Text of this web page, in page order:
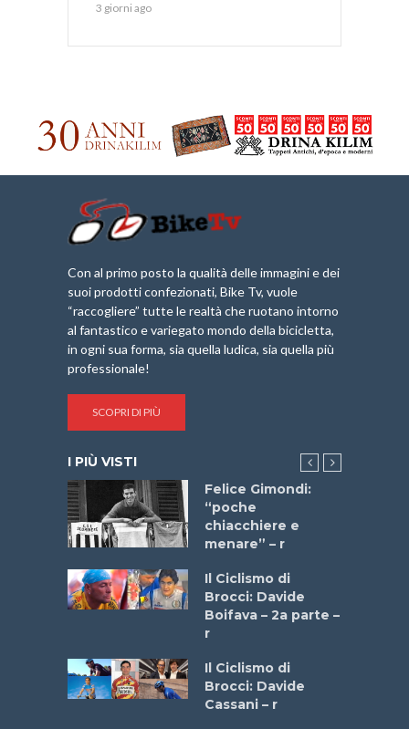
3 giorni ago
Con al primo posto la qualità delle immagini e dei
suoi prodotti confezionati, Bike Tv, vuole
“raccogliere” tutte le realtà che ruotano intorno
al fantastico e variegato mondo della bicicletta,
in ogni sua forma, sia quella ludica, sia quella più
professionale!
SCOPRI DI PIÙ
I PIÙ VISTI
Felice Gimondi:
“poche
chiacchiere e
menare” – r
Il Ciclismo di
Brocci: Davide
Boifava – 2a parte –
r
Il Ciclismo di
Brocci: Davide
Cassani – r